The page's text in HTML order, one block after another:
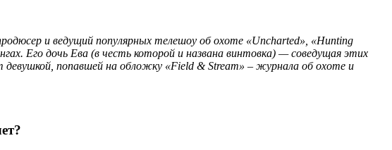
и ведущий популярных телешоу об охоте «Uncharted», «Hunting
Его дочь Ева (в честь которой и названа винтовка) — соведущая этих
попавшей на обложку «Field & Stream» – журнала об охоте и